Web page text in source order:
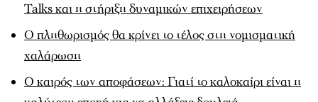
Talks και η στήριξη δυναμικών επιχειρήσεων
Ο πληθωρισμός θα κρίνει το τέλος στη νομισματική
χαλάρωση
Ο καιρός των αποφάσεων: Γιατί το καλοκαίρι είναι η